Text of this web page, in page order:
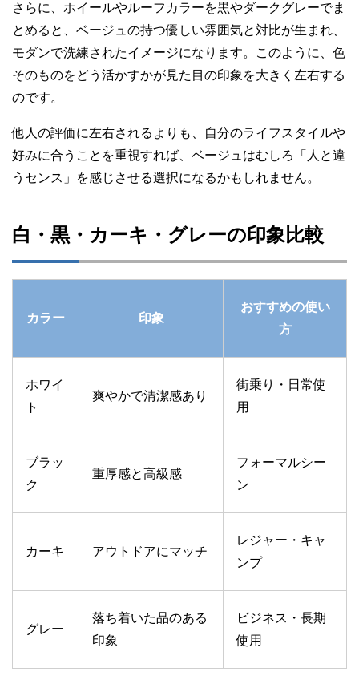
さらに、ホイールやルーフカラーを黒やダークグレーでま
とめると、ベージュの持つ優しい雰囲気と対比が生まれ、
モダンで洗練されたイメージになります。このように、色
そのものをどう活かすかが見た目の印象を大きく左右する
のです。
他人の評価に左右されるよりも、自分のライフスタイルや
好みに合うことを重視すれば、ベージュはむしろ「人と違
うセンス」を感じさせる選択になるかもしれません。
白・黒・カーキ・グレーの印象比較
カラー 印象
おすすめの使い
方
ホワイ
ト
爽やかで清潔感あり
街乗り・日常使
用
ブラッ
ク
重厚感と高級感
フォーマルシー
ン
カーキ アウトドアにマッチ
レジャー・キャ
ンプ
グレー
落ち着いた品のある
印象
ビジネス・長期
使用